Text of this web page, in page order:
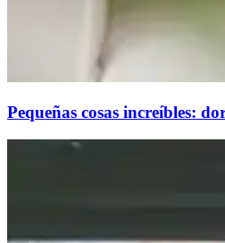
Pequeñas cosas increíbles: